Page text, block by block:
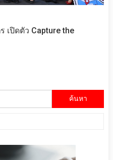
เปิดตัว Capture the